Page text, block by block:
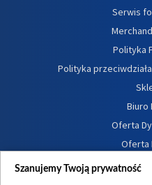
Serwis
Polityka
Polityka
Biuro
Oferta
Oferta
Szanujemy Twoją prywatność